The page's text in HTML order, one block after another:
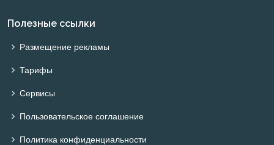
Полезные ссылки
Размещение рекламы
Тарифы
Сервисы
Пользовательское соглашение
Политика конфиденциальности